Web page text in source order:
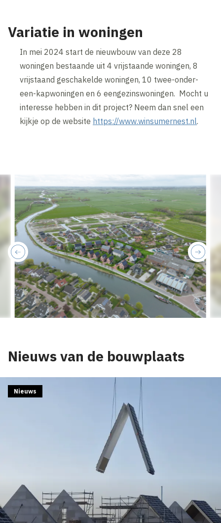
Variatie in woningen
In mei 2024 start de nieuwbouw van deze 28
woningen bestaande uit 4 vrijstaande woningen, 8
vrijstaand geschakelde woningen, 10 twee-onder-
een-kapwoningen en 6 eengezinswoningen. Mocht u
interesse hebben in dit project? Neem dan snel een
kijkje op de website https://www.winsumernest.nl.
next
previous
Nieuws van de bouwplaats
Nieuws